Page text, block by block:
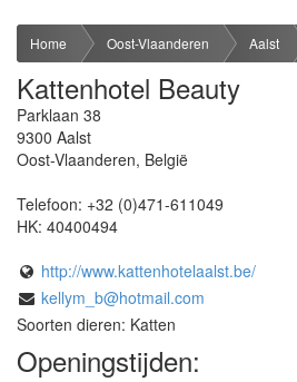
Home Oost-Vlaanderen Aalst
Kattenhotel Beauty
Parklaan 38
9300 Aalst
Oost-Vlaanderen, België
Telefoon: +32 (0)471-611049
HK: 40400494
http://www.kattenhotelaalst.be/
kellym_b@hotmail.com
Soorten dieren: Katten
Openingstijden: